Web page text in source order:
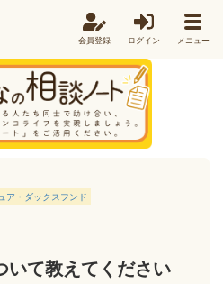
会員登録 ログイン メニュー
ア・ダックスフンド
いて教えてください